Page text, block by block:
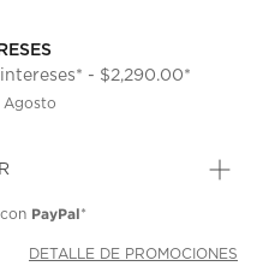
- $2,290.00*
Agosto
PayPal*
DETALLE DE PROMOCIONES